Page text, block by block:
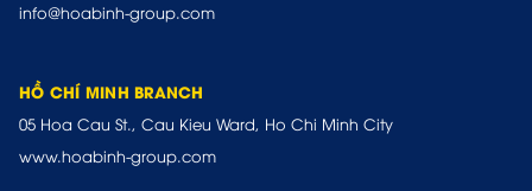
info@hoabinh-group.com
HỒ CHÍ MINH BRANCH
05 Hoa Cau St., Cau Kieu Ward, Ho Chi Minh City
www.hoabinh-group.com